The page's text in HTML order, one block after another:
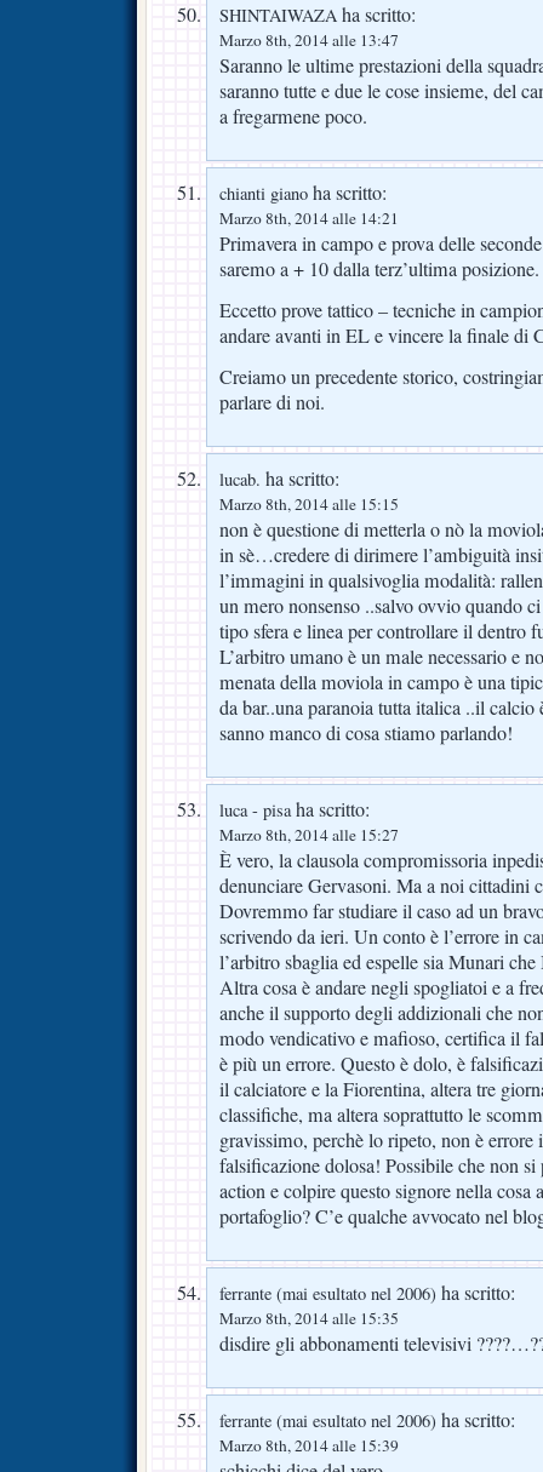
SHINTAIWAZA ha scritto:
Marzo 8th, 2014 alle 13:47
Saranno le ultime prestazioni della
saranno tutte e due le cose insieme, del
a fregarmene poco.
chianti giano ha scritto:
Marzo 8th, 2014 alle 14:21
Primavera in campo e prova delle
saremo a + 10 dalla terz’ultima posizione.
Eccetto prove tattico – tecniche in
andare avanti in EL e vincere la finale di
Creiamo un precedente storico,
parlare di noi.
lucab. ha scritto:
Marzo 8th, 2014 alle 15:15
non è questione di metterla o nò la
in sè…credere di dirimere l’ambiguità
l’immagini in qualsivoglia modalità:
un mero nonsenso ..salvo ovvio quando
tipo sfera e linea per controllare il dentro
L’arbitro umano è un male necessario e
menata della moviola in campo è una
da bar..una paranoia tutta italica ..il calcio
sanno manco di cosa stiamo parlando!
luca - pisaha scritto:
Marzo 8th, 2014 alle 15:27
È vero, la clausola compromissoria
denunciare Gervasoni. Ma a noi cittadini
Dovremmo far studiare il caso ad un
scrivendo da ieri. Un conto è l’errore in
l’arbitro sbaglia ed espelle sia Munari
Altra cosa è andare negli spogliatoi e a
anche il supporto degli addizionali che
modo vendicativo e mafioso, certifica il
è più un errore. Questo è dolo, è
il calciatore e la Fiorentina, altera tre
classifiche, ma altera soprattutto le
gravissimo, perchè lo ripeto, non è errore
falsificazione dolosa! Possibile che non si
action e colpire questo signore nella cosa
portafoglio? C’e qualche avvocato nel
ferrante (mai esultato nel 2006) ha scritto:
Marzo 8th, 2014 alle 15:35
disdire gli abbonamenti televisivi
ferrante (mai esultato nel 2006) ha scritto:
Marzo 8th, 2014 alle 15:39